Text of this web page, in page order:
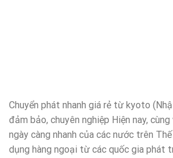
Chuyển phát nhanh giá rẻ từ kyoto
đảm bảo, chuyên nghiệp Hiện nay,
ngày càng nhanh của các nước trên
dụng hàng ngoại từ các quốc gia phát